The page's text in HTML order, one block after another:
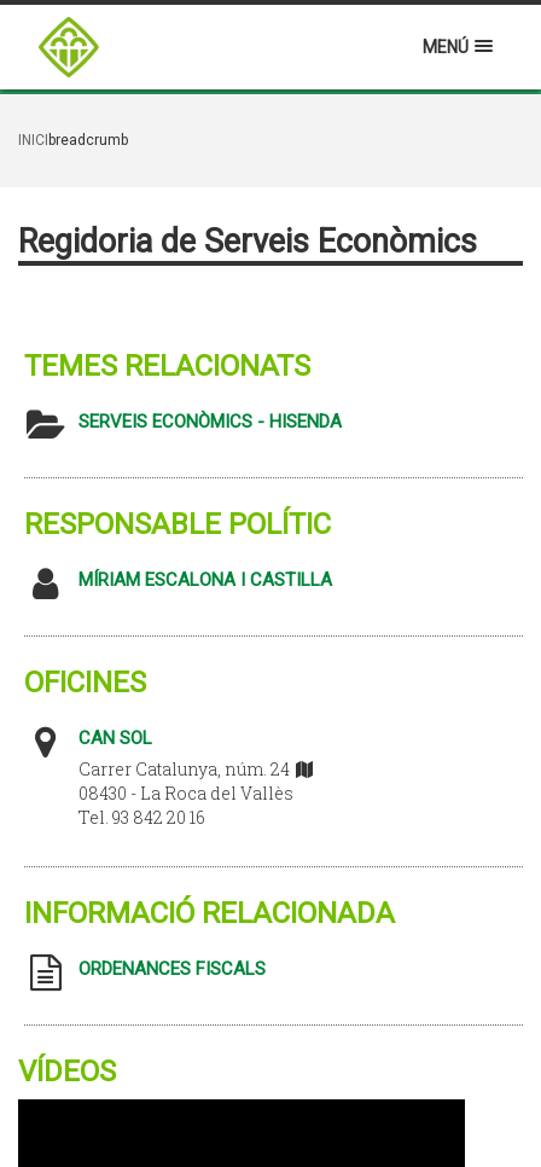
MENÚ
INICI breadcrumb
Regidoria de Serveis Econòmics
TEMES RELACIONATS
SERVEIS ECONÒMICS - HISENDA
RESPONSABLE POLÍTIC
MÍRIAM ESCALONA I CASTILLA
OFICINES
CAN SOL
Carrer Catalunya, núm. 24
08430 - La Roca del Vallès
Tel. 93 842 20 16
INFORMACIÓ RELACIONADA
ORDENANCES FISCALS
VÍDEOS